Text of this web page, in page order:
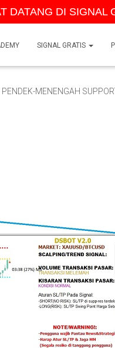
DI SIGNAL
SIGNAL GRATIS
MENENGAH